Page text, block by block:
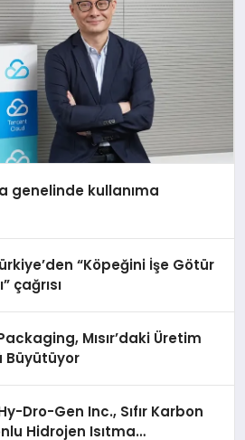
genelinde kullanıma
“Köpeğini İşe Götür
çağrısı
Mısır’daki Üretim
Büyütüyor
Dro-Gen Inc., Sıfır Karbon
Hidrojen Isıtma